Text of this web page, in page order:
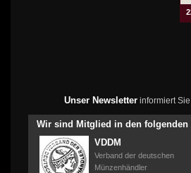
Unser Newsletterinformiert Sie
Wir sind Mitglied in den
VDDM
Verband der deutschen
Münzenhändler